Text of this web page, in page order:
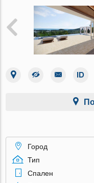
Город
Тип
Спален